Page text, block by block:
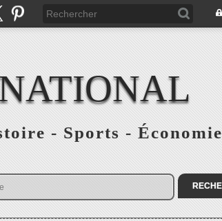
- Sports - Économie